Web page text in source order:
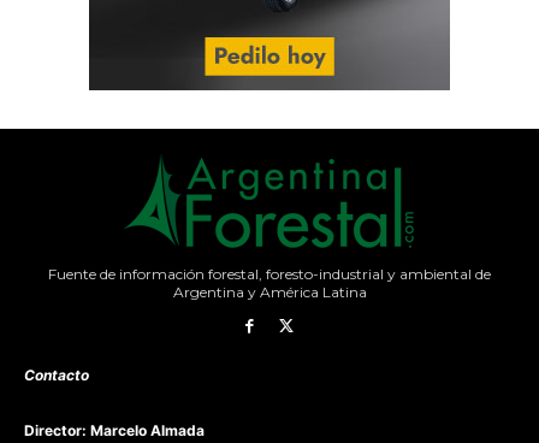
Fuente de información forestal, foresto-industrial y ambiental de
Argentina y América Latina
Contacto
Director: Marcelo Almada